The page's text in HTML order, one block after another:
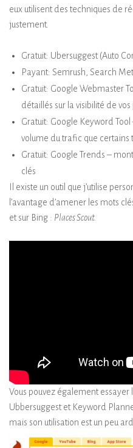
eux utilisent des techniques de
justement.
Gratuit: Ubersuggest (Auto
Payant: Semrush, Search
Gratuit: Google Webmaster
détaillés sur la visibilité de
Gratuit: Google Keyword
volume du trafic que
Gratuit: Google Trends –
clés
Il existe un outil que j’utilise
l’avantage d’amener les mots
et sur Bing : Places Scout.
Vous pouvez également essayer
Ubbersuggest et Keyword
mais son utilisation est un peu